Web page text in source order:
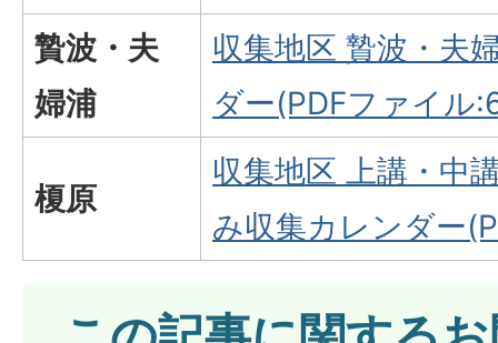
贄波・夫
婦浦
収集地区 贄波・夫
ダー(PDFファイル
榎原
収集地区 上講・中
み収集カレンダー